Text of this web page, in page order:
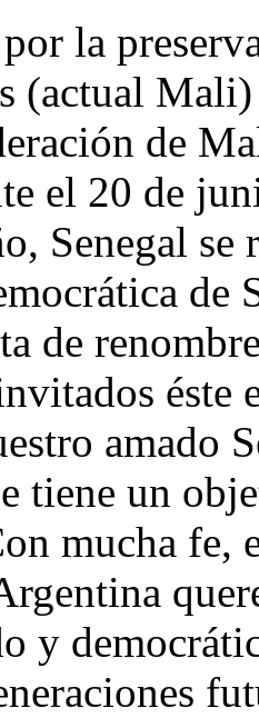
la
(actual
de
el 20 de
Senegal
de
de
éste
amado
tiene un
mucha fe,
y